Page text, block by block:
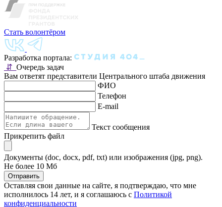
Стать волонтёром
Разработка портала:
⇵ Очередь задач
Вам ответят представители Центрального штаба движения
ФИО
Телефон
E-mail
Текст сообщения
Прикрепить файл
Документы (doc, docx, pdf, txt) или изображения (jpg, png).
Не более 10 Мб
Отправить
Оставляя свои данные на сайте, я подтверждаю, что мне
исполнилось 14 лет, и я соглашаюсь с Политикой
конфиденциальности